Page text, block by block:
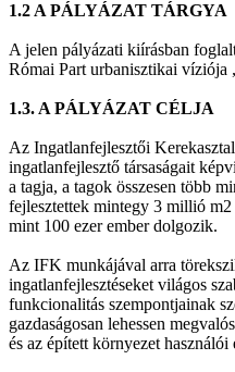
1.2 A PÁLYÁZAT TÁRGYA
A jelen pályázati kiírásban
Római Part urbanisztikai víziója
1.3. A PÁLYÁZAT CÉLJA
Az Ingatlanfejlesztői
ingatlanfejlesztő társaságait
a tagja, a tagok összesen több
fejlesztettek mintegy 3 millió
mint 100 ezer ember dolgozik.
Az IFK munkájával arra
ingatlanfejlesztéseket világos
funkcionalitás szempontjainak
gazdaságosan lehessen
és az épített környezet használói